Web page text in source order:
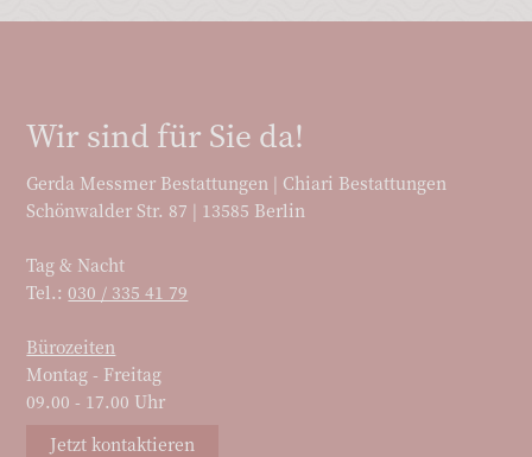
Wir sind für Sie da!
Gerda Messmer Bestattungen | Chiari Bestattungen
Schönwalder Str. 87 | 13585 Berlin
Tag & Nacht
Tel.: 030 / 335 41 79
Bürozeiten
Montag - Freitag
09.00 - 17.00 Uhr
Jetzt kontaktieren